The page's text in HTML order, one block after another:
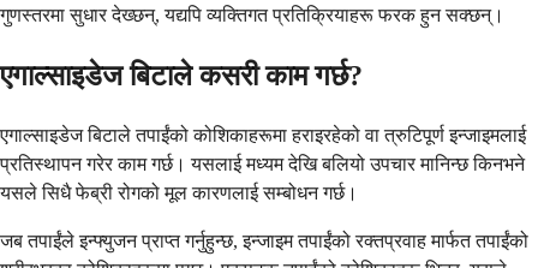
गुणस्तरमा सुधार देख्छन्, यद्यपि व्यक्तिगत प्रतिक्रियाहरू फरक हुन सक्छन्।
एगाल्साइडेज बिटाले कसरी काम गर्छ?
एगाल्साइडेज बिटाले तपाईंको कोशिकाहरूमा हराइरहेको वा त्रुटिपूर्ण इन्जाइमलाई
प्रतिस्थापन गरेर काम गर्छ। यसलाई मध्यम देखि बलियो उपचार मानिन्छ किनभने
यसले सिधै फेब्री रोगको मूल कारणलाई सम्बोधन गर्छ।
जब तपाईंले इन्फ्युजन प्राप्त गर्नुहुन्छ, इन्जाइम तपाईंको रक्तप्रवाह मार्फत तपाईंको